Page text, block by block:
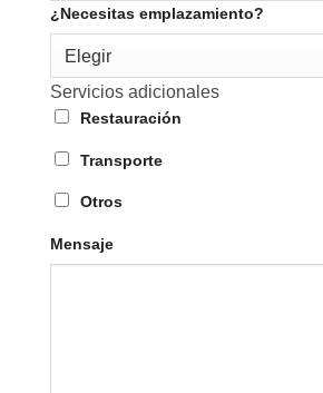
¿Necesitas emplazamiento?
Elegir
Servicios adicionales
Restauración
Transporte
Otros
Mensaje